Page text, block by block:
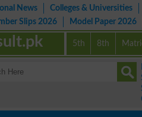
News Colleges & Universities
Slips 2026
Model Paper 2026
5th 8th